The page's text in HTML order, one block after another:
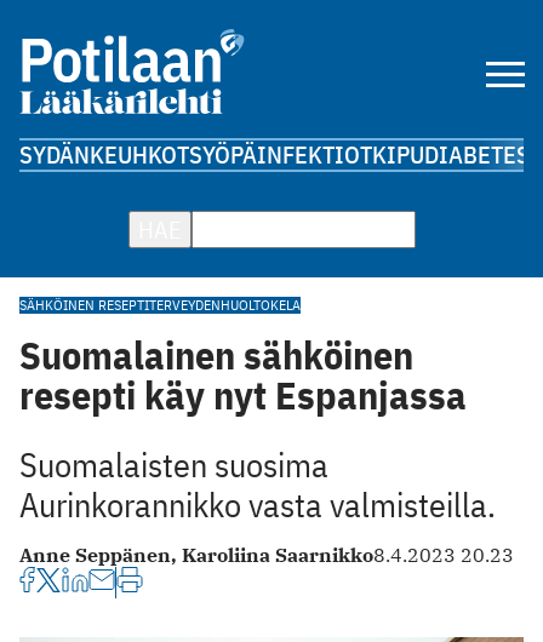
SYDÄNKEUHKOTSYÖPÄINFEKTIOTKIPUDIABETES
SÄHKÖINEN RESEPTITERVEYDENHUOLTOKELA
Suomalainen sähköinen
resepti käy nyt Espanjassa
Suomalaisten suosima
Aurinkorannikko vasta valmisteilla.
Anne Seppänen, Karoliina Saarnikko8.4.2023 20.23